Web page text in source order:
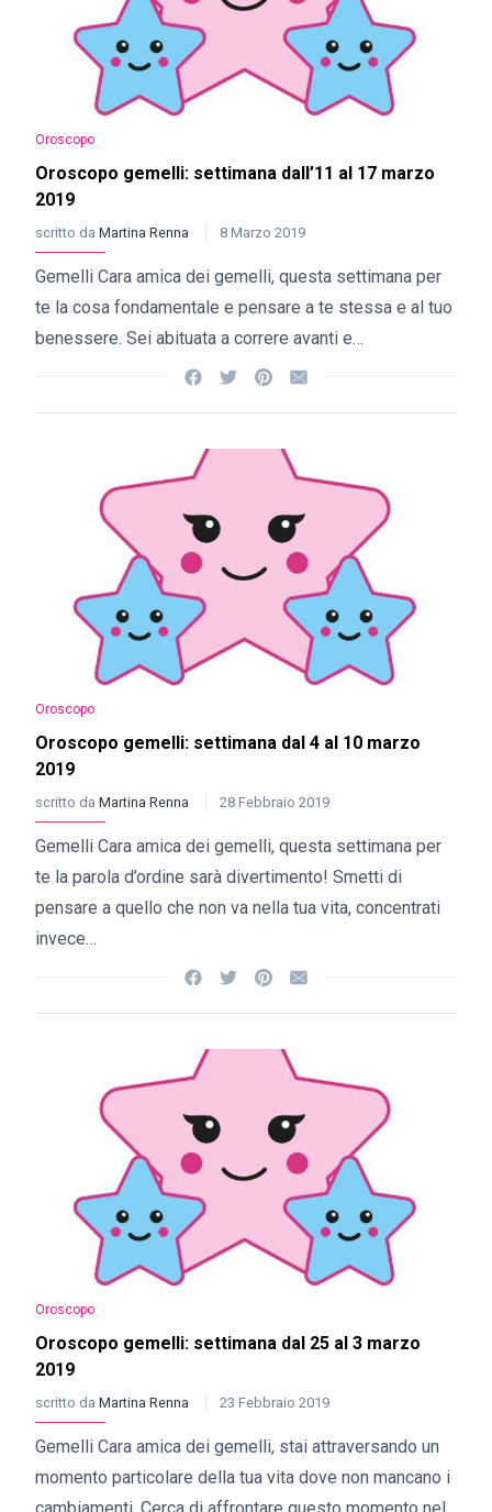
Oroscopo
Oroscopo gemelli: settimana dall’11 al 17 marzo
2019
scritto da Martina Renna 8 Marzo 2019
Gemelli Cara amica dei gemelli, questa settimana per
te la cosa fondamentale e pensare a te stessa e al tuo
benessere. Sei abituata a correre avanti e…
Oroscopo
Oroscopo gemelli: settimana dal 4 al 10 marzo
2019
scritto da Martina Renna 28 Febbraio 2019
Gemelli Cara amica dei gemelli, questa settimana per
te la parola d’ordine sarà divertimento! Smetti di
pensare a quello che non va nella tua vita, concentrati
invece…
Oroscopo
Oroscopo gemelli: settimana dal 25 al 3 marzo
2019
scritto da Martina Renna 23 Febbraio 2019
Gemelli Cara amica dei gemelli, stai attraversando un
momento particolare della tua vita dove non mancano i